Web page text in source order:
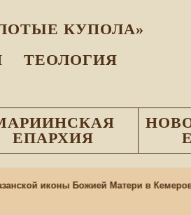
КУПОЛА»
ТЕОЛОГИЯ
ЕПАРХИЯ
иконы Божией Матери в Кемерове